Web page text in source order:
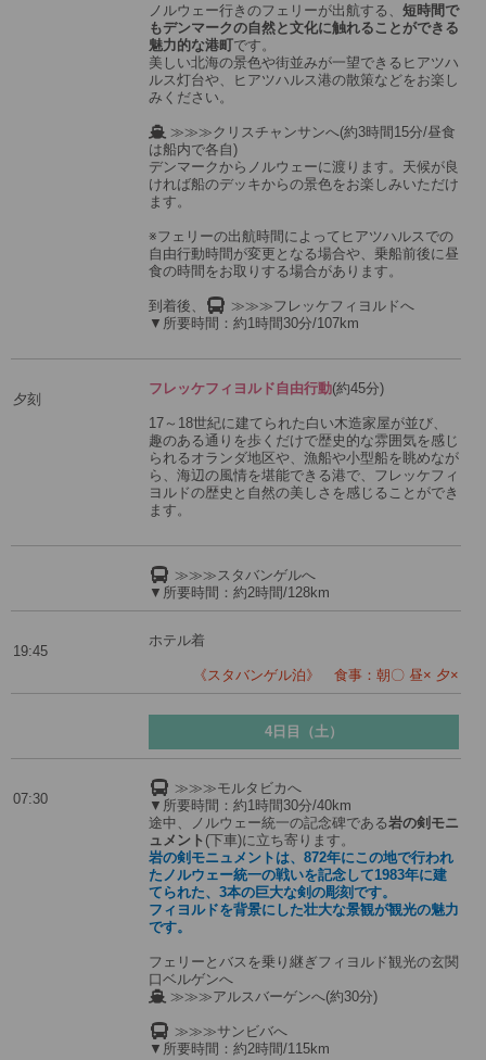
ノルウェー行きのフェリーが出航する、 短時間で
もデンマークの自然と文化に触れることができる
魅力的な港町です。
美しい北海の景色や街並みが一望できるヒアツハ
ルス灯台や、ヒアツハルス港の散策などをお楽し
みください。
≫≫≫クリスチャンサンへ(約3時間15分/昼食
は船内で各自)
デンマークからノルウェーに渡ります。天候が良
ければ船のデッキからの景色をお楽しみいただけ
ます。
※フェリーの出航時間によってヒアツハルスでの
自由行動時間が変更となる場合や、乗船前後に昼
食の時間をお取りする場合があります。
到着後、
≫≫≫フレッケフィヨルドへ
▼所要時間：約1時間30分/107km
夕刻
フレッケフィヨルド自由行動(約45分)
17～18世紀に建てられた白い木造家屋が並び、
趣のある通りを歩くだけで歴史的な雰囲気を感じ
られるオランダ地区や、漁船や小型船を眺めなが
ら、海辺の風情を堪能できる港で、フレッケフィ
ヨルドの歴史と自然の美しさを感じることができ
ます。
≫≫≫スタバンゲルへ
▼所要時間：約2時間/128km
19:45
ホテル着
《スタバンゲル泊》 食事：朝〇 昼× 夕×
4日目（土）
07:30
≫≫≫モルタビカへ
▼所要時間：約1時間30分/40km
途中、ノルウェー統一の記念碑である岩の剣モニ
ュメント (下車)に立ち寄ります。
岩の剣モニュメントは、872年にこの地で行われ
たノルウェー統一の戦いを記念して1983年に建
てられた、3本の巨大な剣の彫刻です。
フィヨルドを背景にした壮大な景観が観光の魅力
です。
フェリーとバスを乗り継ぎフィヨルド観光の玄関
口ベルゲンへ
≫≫≫アルスバーゲンへ(約30分)
≫≫≫サンビバへ
▼所要時間：約2時間/115km